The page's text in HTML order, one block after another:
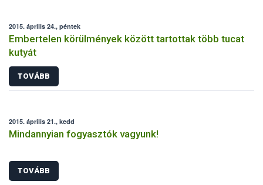
2015. április 24., péntek
Embertelen körülmények között tartottak több tucat
kutyát
TOVÁBB
2015. április 21., kedd
Mindannyian fogyasztók vagyunk!
TOVÁBB